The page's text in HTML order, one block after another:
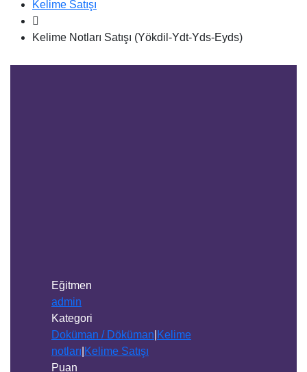
Kelime Satışı
Kelime Notları Satışı (Yökdil-Ydt-Yds-Eyds)
Eğitmen
admin
Kategori
Doküman / Döküman Kelime
notları Kelime Satışı
Puan